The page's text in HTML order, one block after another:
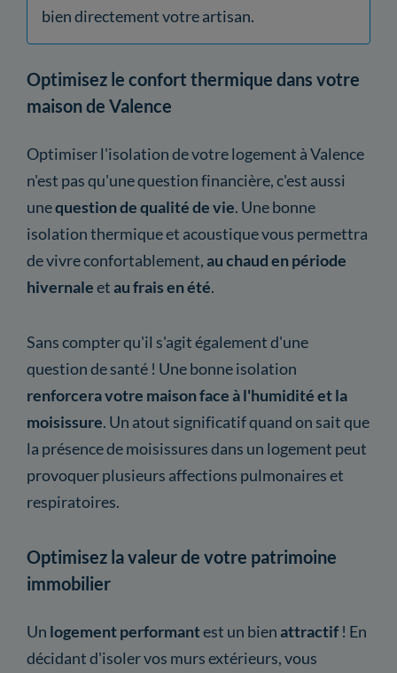
bien directement votre artisan.
Optimisez le confort thermique dans votre
maison de Valence
Optimiser l'isolation de votre logement à Valence
n'est pas qu'une question financière, c'est aussi
unequestion de qualité de vie. Une bonne
isolation thermique et acoustique vous permettra
de vivre confortablement,au chaud en période
hivernaleetau frais en été.
Sans compter qu'il s'agit également d'une
question de santé ! Une bonne isolation
renforcera votre maison face à l'humidité et la
moisissure. Un atout significatif quand on sait que
la présence de moisissures dans un logement peut
provoquer plusieurs affections pulmonaires et
respiratoires.
Optimisez la valeur de votre patrimoine
immobilier
Un logement performantest un bienattractif ! En
décidant d'isoler vos murs extérieurs, vous